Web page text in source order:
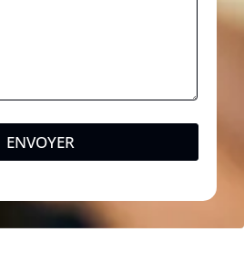
ENVOYER